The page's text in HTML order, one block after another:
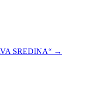
SREDINA“ →